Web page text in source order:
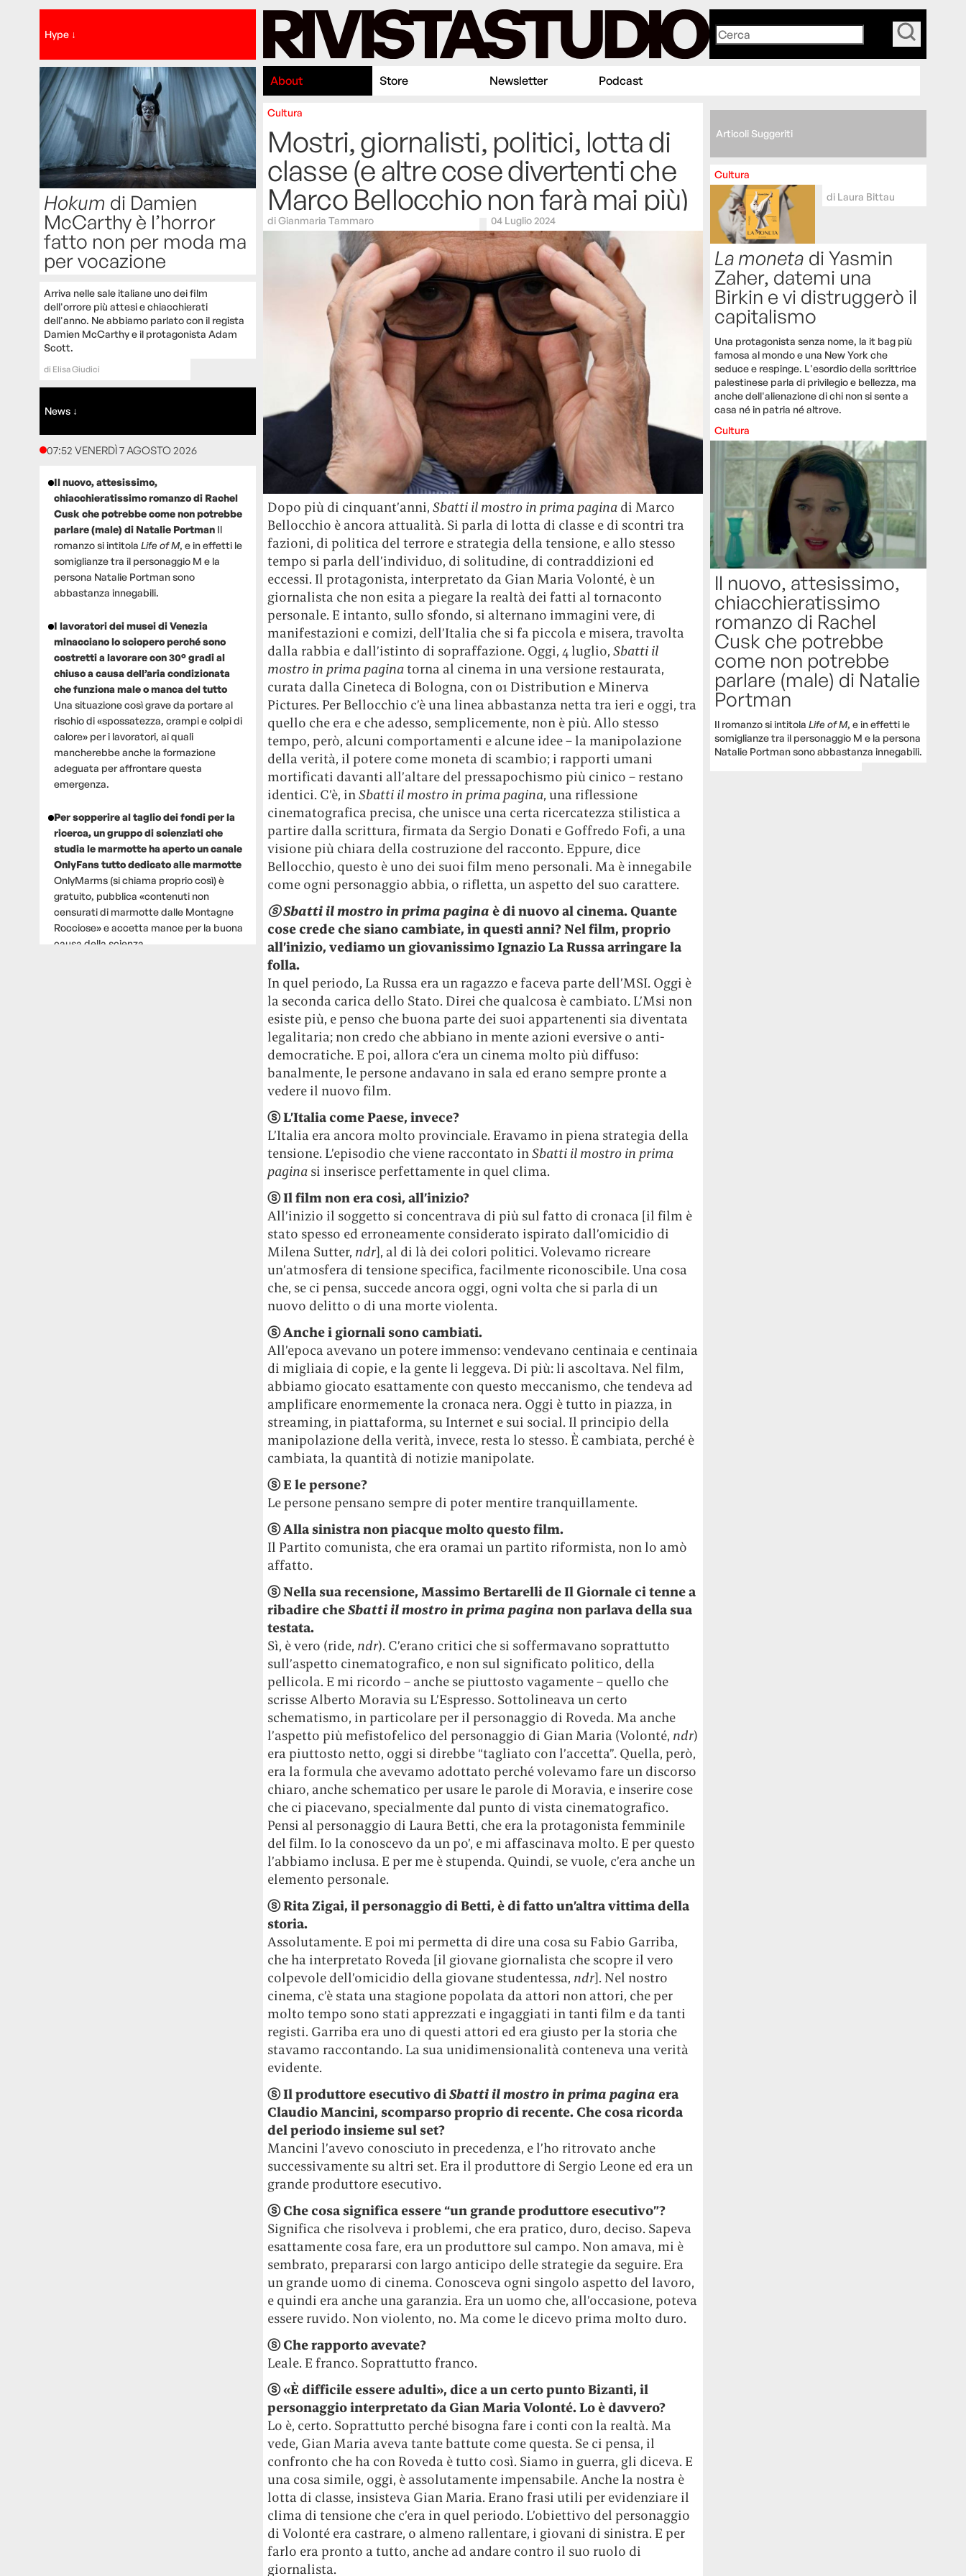
Hype ↓
Hokum di Damien
McCarthy è l’horror
fatto non per moda ma
per vocazione
Arriva nelle sale italiane uno dei film
dell'orrore più attesi e chiacchierati
dell'anno. Ne abbiamo parlato con il regista
Damien McCarthy e il protagonista Adam
Scott.
di Elisa Giudici
News ↓
07:52 VENERDÌ 7 AGOSTO 2026
Il nuovo, attesissimo,
chiacchieratissimo romanzo di Rachel
Cusk che potrebbe come non potrebbe
parlare (male) di Natalie Portman Il
romanzo si intitola Life of M, e in effetti le
somiglianze tra il personaggio M e la
persona Natalie Portman sono
abbastanza innegabili.
I lavoratori dei musei di Venezia
minacciano lo sciopero perché sono
costretti a lavorare con 30° gradi al
chiuso a causa dell’aria condizionata
che funziona male o manca del tutto
Una situazione così grave da portare al
rischio di «spossatezza, crampi e colpi di
calore» per i lavoratori, ai quali
mancherebbe anche la formazione
adeguata per affrontare questa
emergenza.
Per sopperire al taglio dei fondi per la
ricerca, un gruppo di scienziati che
studia le marmotte ha aperto un canale
OnlyFans tutto dedicato alle marmotte
OnlyMarms (si chiama proprio così) è
gratuito, pubblica «contenuti non
censurati di marmotte dalle Montagne
Rocciose» e accetta mance per la buona
causa della scienza.
About Store Newsletter Podcast
Cultura
Mostri, giornalisti, politici, lotta di
classe (e altre cose divertenti che
Marco Bellocchio non farà mai più)
diGianmaria Tammaro 04 Luglio 2024
Dopo più di cinquant’anni, Sbatti il mostro in prima paginadi Marco
Bellocchio è ancora attualità. Si parla di lotta di classe e di scontri tra
fazioni, di politica del terrore e strategia della tensione, e allo stesso
tempo si parla dell’individuo, di solitudine, di contraddizioni ed
eccessi. Il protagonista, interpretato da Gian Maria Volonté, è un
giornalista che non esita a piegare la realtà dei fatti al tornaconto
personale. E intanto, sullo sfondo, si alternano immagini vere, di
manifestazioni e comizi, dell’Italia che si fa piccola e misera, travolta
dalla rabbia e dall’istinto di sopraffazione. Oggi, 4 luglio, Sbatti il
mostro in prima paginatorna al cinema in una versione restaurata,
curata dalla Cineteca di Bologna, con 01 Distribution e Minerva
Pictures. Per Bellocchio c’è una linea abbastanza netta tra ieri e oggi, tra
quello che era e che adesso, semplicemente, non è più. Allo stesso
tempo, però, alcuni comportamenti e alcune idee – la manipolazione
della verità, il potere come moneta di scambio; i rapporti umani
mortificati davanti all’altare del pressapochismo più cinico – restano
identici. C’è, in Sbatti il mostro in prima pagina, una riflessione
cinematografica precisa, che unisce una certa ricercatezza stilistica a
partire dalla scrittura, firmata da Sergio Donati e Goffredo Fofi, a una
visione più chiara della costruzione del racconto. Eppure, dice
Bellocchio, questo è uno dei suoi film meno personali. Ma è innegabile
come ogni personaggio abbia, o rifletta, un aspetto del suo carattere.
ⓢSbatti il mostro in prima pagina è di nuovo al cinema. Quante
cose crede che siano cambiate, in questi anni? Nel film, proprio
all’inizio, vediamo un giovanissimo Ignazio La Russa arringare la
folla.
In quel periodo, La Russa era un ragazzo e faceva parte dell’MSI. Oggi è
la seconda carica dello Stato. Direi che qualcosa è cambiato. L’Msi non
esiste più, e penso che buona parte dei suoi appartenenti sia diventata
legalitaria; non credo che abbiano in mente azioni eversive o anti-
democratiche. E poi, allora c’era un cinema molto più diffuso:
banalmente, le persone andavano in sala ed erano sempre pronte a
vedere il nuovo film.
ⓢL’Italia come Paese, invece?
L’Italia era ancora molto provinciale. Eravamo in piena strategia della
tensione. L’episodio che viene raccontato in Sbatti il mostro in prima
paginasi inserisce perfettamente in quel clima.
ⓢIl film non era così, all’inizio?
All’inizio il soggetto si concentrava di più sul fatto di cronaca [il film è
stato spesso ed erroneamente considerato ispirato dall’omicidio di
Milena Sutter, ndr], al di là dei colori politici. Volevamo ricreare
un’atmosfera di tensione specifica, facilmente riconoscibile. Una cosa
che, se ci pensa, succede ancora oggi, ogni volta che si parla di un
nuovo delitto o di una morte violenta.
ⓢAnche i giornali sono cambiati.
All’epoca avevano un potere immenso: vendevano centinaia e centinaia
di migliaia di copie, e la gente li leggeva. Di più: li ascoltava. Nel film,
abbiamo giocato esattamente con questo meccanismo, che tendeva ad
amplificare enormemente la cronaca nera. Oggi è tutto in piazza, in
streaming, in piattaforma, su Internet e sui social. Il principio della
manipolazione della verità, invece, resta lo stesso. È cambiata, perché è
cambiata, la quantità di notizie manipolate.
ⓢE le persone?
Le persone pensano sempre di poter mentire tranquillamente.
ⓢAlla sinistra non piacque molto questo film.
Il Partito comunista, che era oramai un partito riformista, non lo amò
affatto.
ⓢNella sua recensione, Massimo Bertarelli de Il Giornale ci tenne a
ribadire cheSbatti il mostro in prima pagina non parlava della sua
testata.
Sì, è vero (ride, ndr). C’erano critici che si soffermavano soprattutto
sull’aspetto cinematografico, e non sul significato politico, della
pellicola. E mi ricordo – anche se piuttosto vagamente – quello che
scrisse Alberto Moravia su L’Espresso. Sottolineava un certo
schematismo, in particolare per il personaggio di Roveda. Ma anche
l’aspetto più mefistofelico del personaggio di Gian Maria (Volonté, ndr)
era piuttosto netto, oggi si direbbe “tagliato con l’accetta”. Quella, però,
era la formula che avevamo adottato perché volevamo fare un discorso
chiaro, anche schematico per usare le parole di Moravia, e inserire cose
che ci piacevano, specialmente dal punto di vista cinematografico.
Pensi al personaggio di Laura Betti, che era la protagonista femminile
del film. Io la conoscevo da un po’, e mi affascinava molto. E per questo
l’abbiamo inclusa. E per me è stupenda. Quindi, se vuole, c’era anche un
elemento personale.
ⓢRita Zigai, il personaggio di Betti, è di fatto un’altra vittima della
storia.
Assolutamente. E poi mi permetta di dire una cosa su Fabio Garriba,
che ha interpretato Roveda [il giovane giornalista che scopre il vero
colpevole dell’omicidio della giovane studentessa, ndr]. Nel nostro
cinema, c’è stata una stagione popolata da attori non attori, che per
molto tempo sono stati apprezzati e ingaggiati in tanti film e da tanti
registi. Garriba era uno di questi attori ed era giusto per la storia che
stavamo raccontando. La sua unidimensionalità conteneva una verità
evidente.
ⓢIl produttore esecutivo di Sbatti il mostro in prima pagina era
Claudio Mancini, scomparso proprio di recente. Che cosa ricorda
del periodo insieme sul set?
Mancini l’avevo conosciuto in precedenza, e l’ho ritrovato anche
successivamente su altri set. Era il produttore di Sergio Leone ed era un
grande produttore esecutivo.
ⓢChe cosa significa essere “un grande produttore esecutivo”?
Significa che risolveva i problemi, che era pratico, duro, deciso. Sapeva
esattamente cosa fare, era un produttore sul campo. Non amava, mi è
sembrato, prepararsi con largo anticipo delle strategie da seguire. Era
un grande uomo di cinema. Conosceva ogni singolo aspetto del lavoro,
e quindi era anche una garanzia. Era un uomo che, all’occasione, poteva
essere ruvido. Non violento, no. Ma come le dicevo prima molto duro.
ⓢChe rapporto avevate?
Leale. E franco. Soprattutto franco.
ⓢ«È difficile essere adulti», dice a un certo punto Bizanti, il
personaggio interpretato da Gian Maria Volonté. Lo è davvero?
Lo è, certo. Soprattutto perché bisogna fare i conti con la realtà. Ma
vede, Gian Maria aveva tante battute come questa. Se ci pensa, il
confronto che ha con Roveda è tutto così. Siamo in guerra, gli diceva. E
una cosa simile, oggi, è assolutamente impensabile. Anche la nostra è
lotta di classe, insisteva Gian Maria. Erano frasi utili per evidenziare il
clima di tensione che c’era in quel periodo. L’obiettivo del personaggio
di Volonté era castrare, o almeno rallentare, i giovani di sinistra. E per
farlo era pronto a tutto, anche ad andare contro il suo ruolo di
giornalista.
Articoli Suggeriti
Cultura
di Laura Bittau
La moneta di Yasmin
Zaher, datemi una
Birkin e vi distruggerò il
capitalismo
Una protagonista senza nome, la it bag più
famosa al mondo e una New York che
seduce e respinge. L'esordio della scrittrice
palestinese parla di privilegio e bellezza, ma
anche dell'alienazione di chi non si sente a
casa né in patria né altrove.
Cultura
Il nuovo, attesissimo,
chiacchieratissimo
romanzo di Rachel
Cusk che potrebbe
come non potrebbe
parlare (male) di Natalie
Portman
Il romanzo si intitolaLife of M, e in effetti le
somiglianze tra il personaggio M e la persona
Natalie Portman sono abbastanza innegabili.